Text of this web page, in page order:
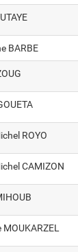
BARBE
ROYO
CAMIZON